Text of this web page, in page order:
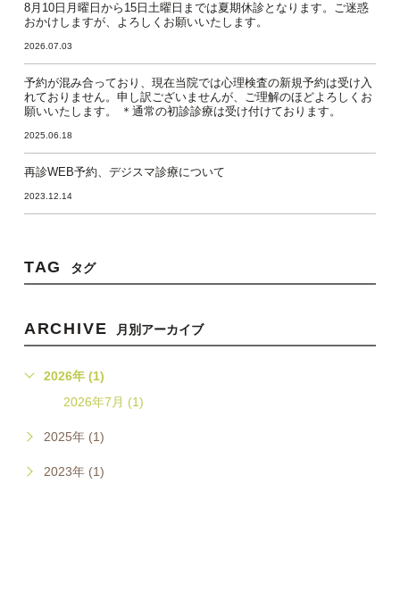
8月10日月曜日から15日土曜日までは夏期休診となります。ご迷惑
おかけしますが、よろしくお願いいたします。
2026.07.03
予約が混み合っており、現在当院では心理検査の新規予約は受け入
れておりません。申し訳ございませんが、ご理解のほどよろしくお
願いいたします。 ＊通常の初診診療は受け付けております。
2025.06.18
再診WEB予約、デジスマ診療について
2023.12.14
TAG タグ
ARCHIVE 月別アーカイブ
2026年 (1)
2026年7月 (1)
2025年 (1)
2023年 (1)